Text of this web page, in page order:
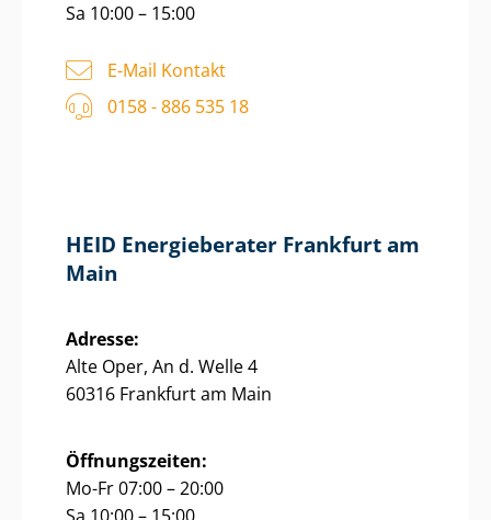
Sa 10:00 – 15:00
E-Mail Kontakt
0158 - 886 535 18
HEID Energieberater Frankfurt am
Main
Adresse:
Alte Oper, An d. Welle 4
60316 Frankfurt am Main
Öffnungszeiten:
Mo-Fr 07:00 – 20:00